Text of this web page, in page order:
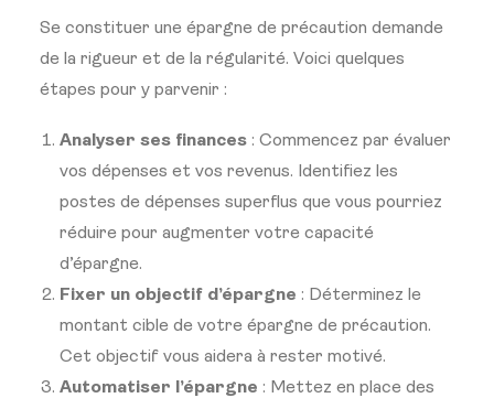
Se constituer une épargne de précaution demande
de la rigueur et de la régularité. Voici quelques
étapes pour y parvenir :
Analyser ses finances : Commencez par évaluer
vos dépenses et vos revenus. Identifiez les
postes de dépenses superflus que vous pourriez
réduire pour augmenter votre capacité
d’épargne.
Fixer un objectif d’épargne : Déterminez le
montant cible de votre épargne de précaution.
Cet objectif vous aidera à rester motivé.
Automatiser l’épargne : Mettez en place des